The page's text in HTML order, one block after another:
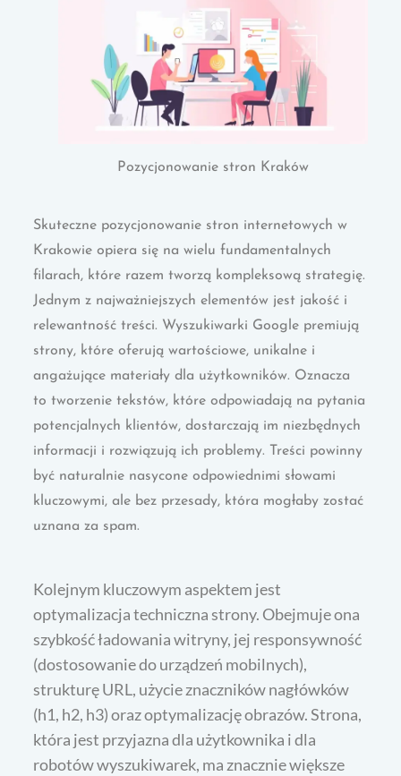
Pozycjonowanie stron Kraków
Skuteczne pozycjonowanie stron internetowych w
Krakowie opiera się na wielu fundamentalnych
filarach, które razem tworzą kompleksową strategię.
Jednym z najważniejszych elementów jest jakość i
relewantność treści. Wyszukiwarki Google premiują
strony, które oferują wartościowe, unikalne i
angażujące materiały dla użytkowników. Oznacza
to tworzenie tekstów, które odpowiadają na pytania
potencjalnych klientów, dostarczają im niezbędnych
informacji i rozwiązują ich problemy. Treści powinny
być naturalnie nasycone odpowiednimi słowami
kluczowymi, ale bez przesady, która mogłaby zostać
uznana za spam.
Kolejnym kluczowym aspektem jest
optymalizacja techniczna strony. Obejmuje ona
szybkość ładowania witryny, jej responsywność
(dostosowanie do urządzeń mobilnych),
strukturę URL, użycie znaczników nagłówków
(h1, h2, h3) oraz optymalizację obrazów. Strona,
która jest przyjazna dla użytkownika i dla
robotów wyszukiwarek, ma znacznie większe